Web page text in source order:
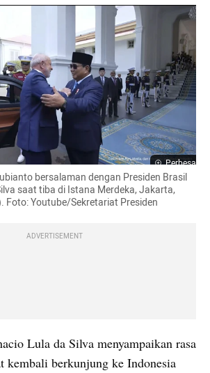
Perbesar
bersalaman dengan Presiden Brasil
saat tiba di Istana Merdeka, Jakarta,
Youtube/Sekretariat Presiden
ADVERTISEMENT
Lula da Silva menyampaikan rasa
kembali berkunjung ke Indonesia